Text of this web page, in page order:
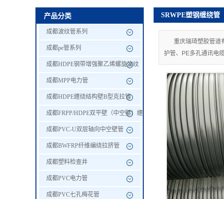
成都PVC-U双层轴
成都BWFRP纤维编绕
成都PVC电力管
成都PVC七孔梅花管
成都玻璃钢电缆护套管
成都SRWPE塑钢缠绕管
成都HDPE-1W(
产品分类
成都波纹管系列
成都pe管系列
成都HDPE钢带增强聚乙烯螺旋波纹
管
成都MPP电力管
成都HDPE缠绕结构壁B型克拉管
成都FRPP/HDPE双平壁（中空壁）缠
绕管
成都PVC-U双层轴向中空壁管
成都BWFRP纤维编绕拉挤管
成都塑料检查井
成都PVC电力管
成都PVC七孔梅花管
SRWPE塑钢缠绕管
重庆瑞琦塑胶管道
护管、PE多孔通讯电